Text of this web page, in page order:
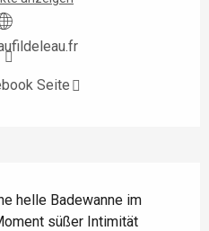
Seite
helle Badewanne im
süßer Intimität